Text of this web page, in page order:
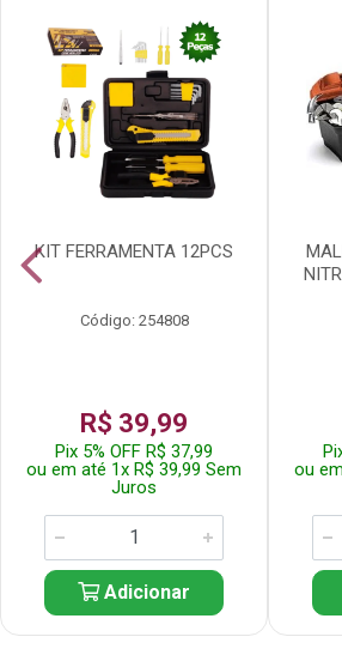
KIT FERRAMENTA 12PCS
Código: 254808
R$ 39,99
Pix 5% OFF R$ 37,99
ou em até 1x R$ 39,99 Sem
Juros
Adicionar
ou